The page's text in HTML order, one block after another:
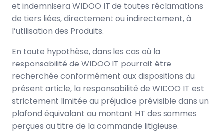
et indemnisera WIDOO IT de toutes réclamations
de tiers liées, directement ou indirectement, à
l’utilisation des Produits.
En toute hypothèse, dans les cas où la
responsabilité de WIDOO IT pourrait être
recherchée conformément aux dispositions du
présent article, la responsabilité de WIDOO IT est
strictement limitée au préjudice prévisible dans un
plafond équivalant au montant HT des sommes
perçues au titre de la commande litigieuse.